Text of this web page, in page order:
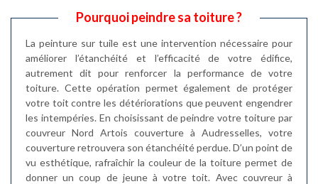
Pourquoi peindre sa toiture ?
La peinture sur tuile est une intervention nécessaire pour
améliorer l’étanchéité et l’efficacité de votre édifice,
autrement dit pour renforcer la performance de votre
toiture. Cette opération permet également de protéger
votre toit contre les détériorations que peuvent engendrer
les intempéries. En choisissant de peindre votre toiture par
couvreur Nord Artois couverture à Audresselles, votre
couverture retrouvera son étanchéité perdue. D’un point de
vu esthétique, rafraîchir la couleur de la toiture permet de
donner un coup de jeune à votre toit. Avec couvreur à